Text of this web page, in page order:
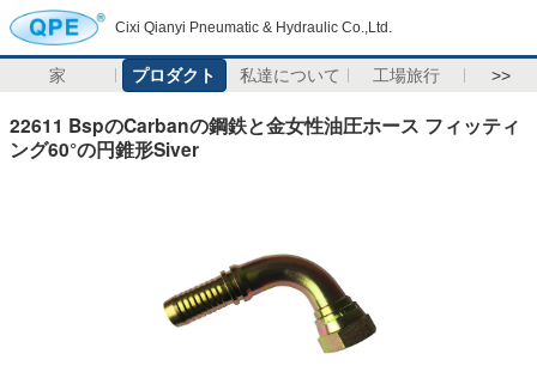
Cixi Qianyi Pneumatic & Hydraulic Co.,Ltd.
家 プロダクト 私達について 工場旅行 >>
22611 BspのCarbanの鋼鉄と金女性油圧ホース フィッティ
ング60°の円錐形Siver